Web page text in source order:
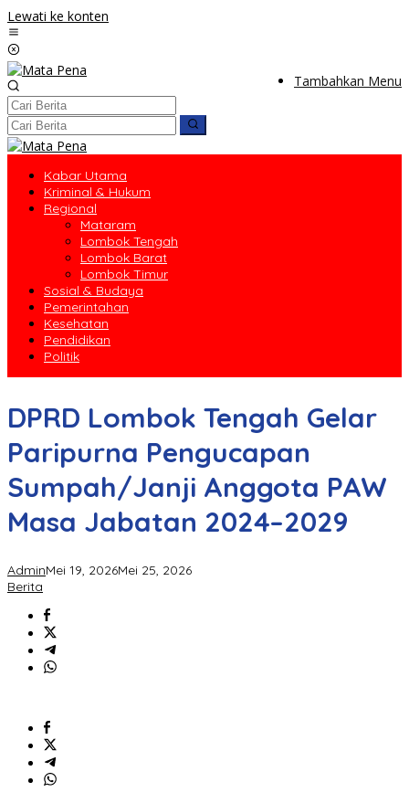
Lewati ke konten
Tambahkan Menu
Kabar Utama
Kriminal & Hukum
Regional
Mataram
Lombok Tengah
Lombok Barat
Lombok Timur
Sosial & Budaya
Pemerintahan
Kesehatan
Pendidikan
Politik
DPRD Lombok Tengah Gelar
Paripurna Pengucapan
Sumpah/Janji Anggota PAW
Masa Jabatan 2024–2029
AdminMei 19, 2026Mei 25, 2026
Berita